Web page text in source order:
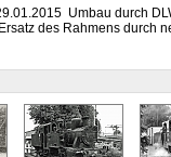
Umbau durch
des Rahmens durch